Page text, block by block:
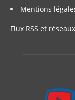
Mentions
Flux RSS et